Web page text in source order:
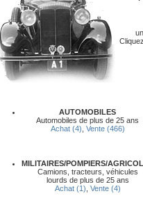
AUTOMOBILES
Automobiles de plus de 25 ans
Achat (4) Vente (466)
MILITAIRES/POMPIERS/
Camions, tracteurs, véhicules
lourds de plus de 25 ans
Achat (1) Vente (4)